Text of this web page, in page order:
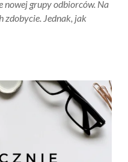
nowej grupy odbiorców. Na
zdobycie. Jednak, jak